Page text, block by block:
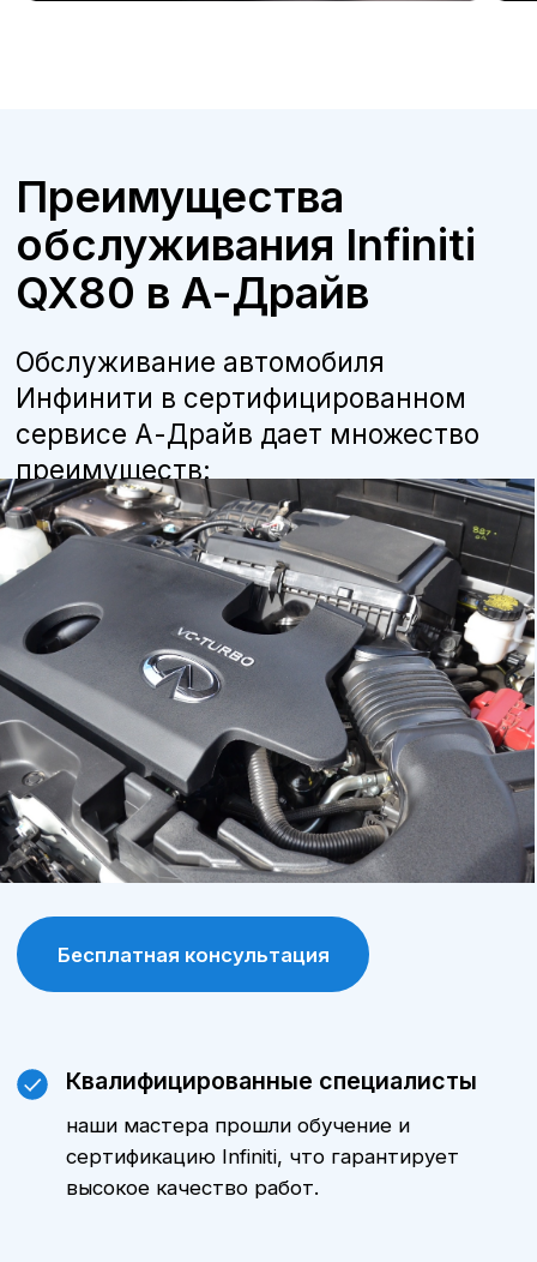
Оригинальные запчасти
мы используем только оригинальные
детали и расходные материалы,
рекомендованные производителем, что
продлевает срок службы автомобиля.
Квалифицированные специалисты
сертификацию Infiniti, что гарантирует
высокое качество работ.
Бесплатная консультация
Современное оборудование
сервис А-Драйв оснащен современными
диагностическими и ремонтными
инструментами, что позволяет выявлять и
устранять проблемы максимально точно.
обслуживание у официального дилера
позволяет сохранить заводскую гарантию
Программа лояльности
постоянные клиенты получают
специальные условия и скидки на
обслуживание и запчасти.
Цены